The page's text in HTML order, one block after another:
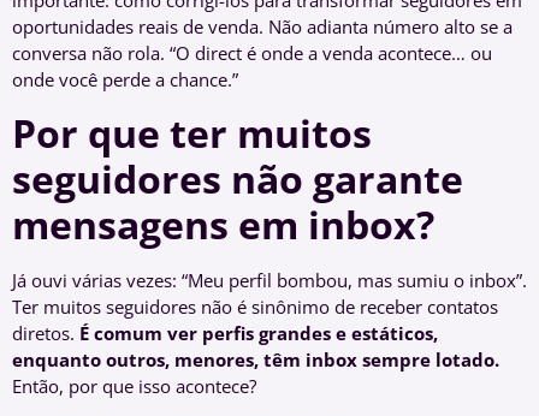
oportunidades reais de venda. Não adianta número alto se a
conversa não rola. “O direct é onde a venda acontece… ou
onde você perde a chance.”
Por que ter muitos
seguidores não garante
mensagens em inbox?
Já ouvi várias vezes: “Meu perfil bombou, mas sumiu o inbox”.
Ter muitos seguidores não é sinônimo de receber contatos
diretos. É comum ver perfis grandes e estáticos,
enquanto outros, menores, têm inbox sempre lotado.
Então, por que isso acontece?